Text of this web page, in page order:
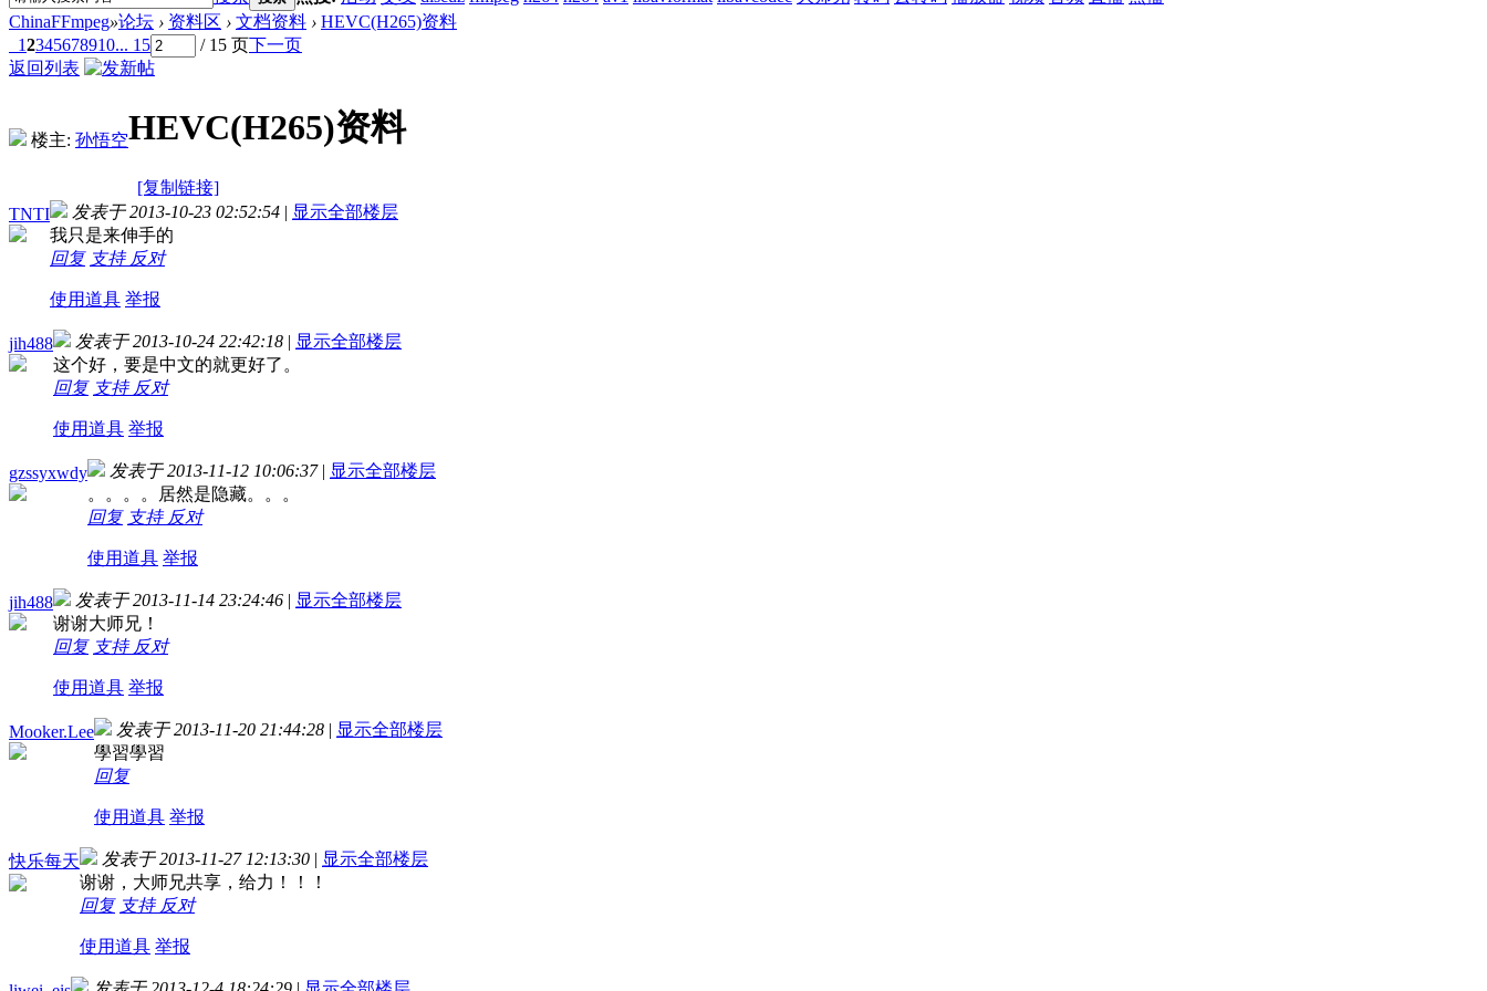
ChinaFFmpeg»论坛 › 资料区 › 文档资料 › HEVC(H265)资料
12345678910... 15 / 15 页下一页
返回列表
楼主: 孙悟空HEVC(H265)资料
[复制链接]
TNTI
发表于 2013-10-23 02:52:54 | 显示全部楼层
我只是来伸手的
回复 支持 反对
使用道具 举报
jih488 发表于 2013-10-24 22:42:18 | 显示全部楼层
这个好，要是中文的就更好了。
回复 支持 反对
使用道具 举报
gzssyxwdy 发表于 2013-11-12 10:06:37 | 显示全部楼层
。。。。居然是隐藏。。。
回复 支持 反对
使用道具 举报
jih488 发表于 2013-11-14 23:24:46 | 显示全部楼层
谢谢大师兄！
回复 支持 反对
使用道具 举报
Mooker.Lee 发表于 2013-11-20 21:44:28 | 显示全部楼层
學習學習
回复
使用道具 举报
快乐每天 发表于 2013-11-27 12:13:30 | 显示全部楼层
谢谢，大师兄共享，给力！！！
回复 支持 反对
使用道具 举报